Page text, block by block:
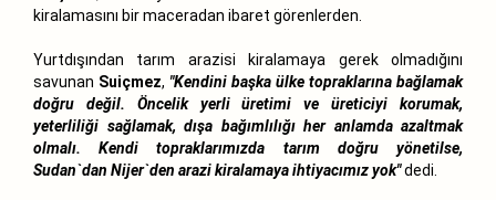
kiralamasını bir maceradan ibaret görenlerden.
Yurtdışından tarım arazisi kiralamaya gerek olmadığını
savunan Suiçmez, "Kendini başka ülke topraklarına bağlamak
doğru değil. Öncelik yerli üretimi ve üreticiyi korumak,
yeterliliği sağlamak, dışa bağımlılığı her anlamda azaltmak
olmalı. Kendi topraklarımızda tarım doğru yönetilse,
Sudan`dan Nijer`den arazi kiralamaya ihtiyacımız yok"dedi.